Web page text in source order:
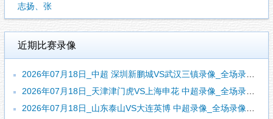
志扬、张
近期比赛录像
2026年07月18日_中超 深圳新鹏城VS武汉三镇录像_全场录像【全场回放】
2026年07月18日_天津津门虎VS上海申花 中超录像_全场录像【视频集锦】
2026年07月18日_山东泰山VS大连英博 中超录像_全场录像【全场回放】